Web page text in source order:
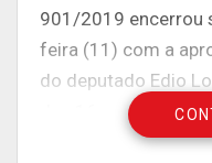
901/2019 encerrou
feira (11) com a
do deputado Edio
das 16 emendas
deputados. Agora,